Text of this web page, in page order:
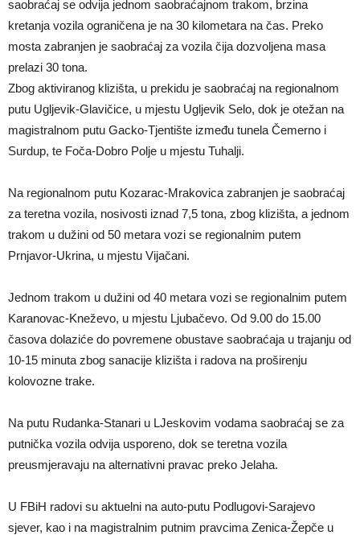
saobraćaj se odvija jednom saobraćajnom trakom, brzina
kretanja vozila ograničena je na 30 kilometara na čas. Preko
mosta zabranjen je saobraćaj za vozila čija dozvoljena masa
prelazi 30 tona.
Zbog aktiviranog klizišta, u prekidu je saobraćaj na regionalnom
putu Ugljevik-Glavičice, u mjestu Ugljevik Selo, dok je otežan na
magistralnom putu Gacko-Tjentište između tunela Čemerno i
Surdup, te Foča-Dobro Polje u mjestu Tuhalji.
Na regionalnom putu Kozarac-Mrakovica zabranjen je saobraćaj
za teretna vozila, nosivosti iznad 7,5 tona, zbog klizišta, a jednom
trakom u dužini od 50 metara vozi se regionalnim putem
Prnjavor-Ukrina, u mjestu Vijačani.
Jednom trakom u dužini od 40 metara vozi se regionalnim putem
Karanovac-Kneževo, u mjestu Ljubačevo. Od 9.00 do 15.00
časova dolaziće do povremene obustave saobraćaja u trajanju od
10-15 minuta zbog sanacije klizišta i radova na proširenju
kolovozne trake.
Na putu Rudanka-Stanari u LJeskovim vodama saobraćaj se za
putnička vozila odvija usporeno, dok se teretna vozila
preusmjeravaju na alternativni pravac preko Jelaha.
U FBiH radovi su aktuelni na auto-putu Podlugovi-Sarajevo
sjever, kao i na magistralnim putnim pravcima Zenica-Žepče u